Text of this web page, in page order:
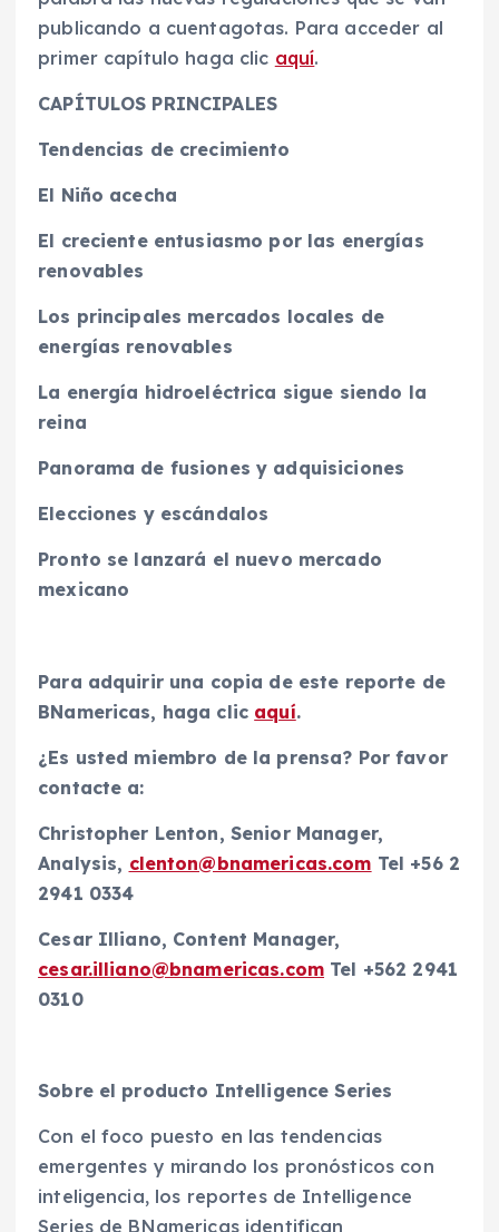
publicando a cuentagotas. Para acceder al
primer capítulo haga clic aquí.
CAPÍTULOS PRINCIPALES
Tendencias de crecimiento
El Niño acecha
El creciente entusiasmo por las energías
renovables
Los principales mercados locales de
energías renovables
La energía hidroeléctrica sigue siendo la
reina
Panorama de fusiones y adquisiciones
Elecciones y escándalos
Pronto se lanzará el nuevo mercado
mexicano
Para adquirir una copia de este reporte de
BNamericas, haga clic aquí.
¿Es usted miembro de la prensa? Por favor
contacte a:
Christopher Lenton, Senior Manager,
Analysis, clenton@bnamericas.com Tel +56 2
2941 0334
Cesar Illiano, Content Manager,
cesar.illiano@bnamericas.com Tel +562 2941
0310
Sobre el producto Intelligence Series
Con el foco puesto en las tendencias
emergentes y mirando los pronósticos con
inteligencia, los reportes de Intelligence
Series de BNamericas identifican